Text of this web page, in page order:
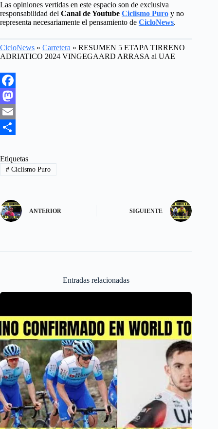
Las opiniones vertidas en este espacio son de exclusiva
responsabilidad del Canal de Youtube Ciclismo Puro y no
representa necesariamente el pensamiento de CicloNews.
CicloNews » Carretera » RESUMEN 5 ETAPA TIRRENO
ADRIATICO 2024 VINGEGAARD ARRASA al UAE
F
a
c
b
o
k
M
a
t
o
o
n
E
a
i
h
a
e
Etiquetas
#Ciclismo Puro
ANTERIOR SIGUIENTE
Entradas relacionadas